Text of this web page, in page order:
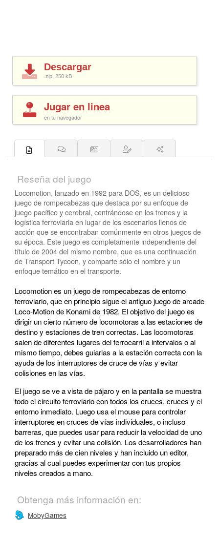
Descargar
.zip, 250 kB
Jugar en linea
en tu navegador
Reseña del juego
Locomotion, lanzado en 1992 para DOS, es un delicioso
juego de rompecabezas que destaca por su enfoque de
juego pacífico y cerebral, centrándose en los trenes y la
logística ferroviaria en lugar de los escenarios llenos de
acción que se encontraban comúnmente en otros juegos de
su época. Este juego es completamente independiente del
título de 2004 del mismo nombre, que es una continuación
de Transport Tycoon, y comparte sólo el nombre y un
enfoque temático en el transporte.
Locomotion es un juego de rompecabezas de entorno
ferroviario, que en principio sigue el antiguo juego de arcade
Loco-Motion de Konami de 1982. El objetivo del juego es
dirigir un cierto número de locomotoras a las estaciones de
destino y estaciones de tren correctas. Las locomotoras
salen de diferentes lugares del ferrocarril a intervalos o al
mismo tiempo, debes guiarlas a la estación correcta con la
ayuda de los interruptores de cruce de vías y evitar
colisiones en las vías.
El juego se ve a vista de pájaro y en la pantalla se muestra
todo el circuito ferroviario con todos los cruces, cruces y el
entorno inmediato. Luego usa el mouse para controlar
interruptores en cruces de vías individuales, o incluso
barreras, que puedes usar para reducir la velocidad de uno
de los trenes y evitar una colisión. Los desarrolladores han
preparado más de cien niveles y han incluido un editor,
gracias al cual puedes experimentar con tus propios
niveles creados a mano.
Obtenga más información en:
MobyGames